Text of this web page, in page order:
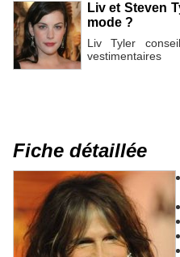
Liv et Steven
mode ?
Liv Tyler
vestimentaires
Fiche détaillée